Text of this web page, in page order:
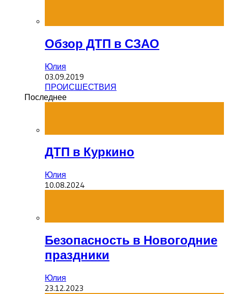
Обзор ДТП в СЗАО
Юлия
03.09.2019
ПРОИСШЕСТВИЯ
Последнее
ДТП в Куркино
Юлия
10.08.2024
Безопасность в Новогодние
праздники
Юлия
23.12.2023